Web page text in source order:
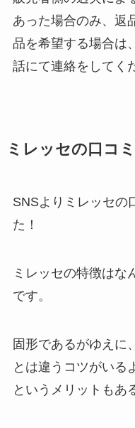
あった場合のみ、返
品を希望する場合は、
話にて連絡をしてく
ミレッセの口コ
SNSよりミレッセの
た！
ミレッセの特徴はな
です。
固形であるがゆえに
とは違うコツがいる
というメリットもあ